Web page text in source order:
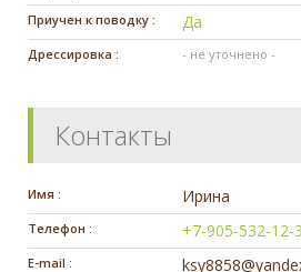
Приучен к поводку : Да
Дрессировка : - не уточнено -
Контакты
Имя : Ирина
Телефон : +7-905-532-12-
E-mail :